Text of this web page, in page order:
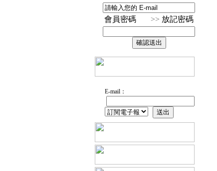
會員密碼 >> 放記密碼
E-mail：